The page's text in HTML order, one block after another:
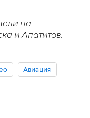
на
и Апатитов.
Авиация